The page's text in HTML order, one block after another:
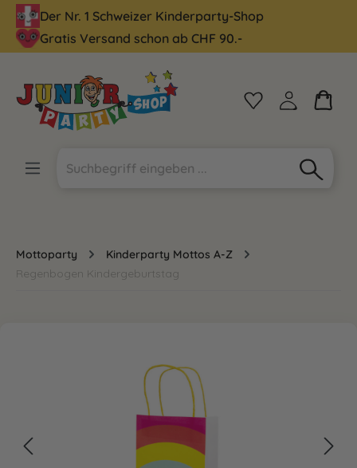
springen
Der Nr. 1 Schweizer Kinderparty-Shop
Gratis Versand schon ab CHF 90.-
Mottoparty
Kinderparty Mottos A-Z
Regenbogen Kindergeburtstag
Bildergalerie überspringen